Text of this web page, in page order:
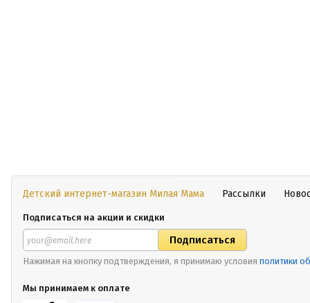
Детский интернет-магазин Милая Мама Рассылки
Подписаться на акции и скидки
Нажимая на кнопку подтверждения, я принимаю условия политики
Мы принимаем к оплате